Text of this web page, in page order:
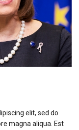
elit, sed do
magna aliqua. Est